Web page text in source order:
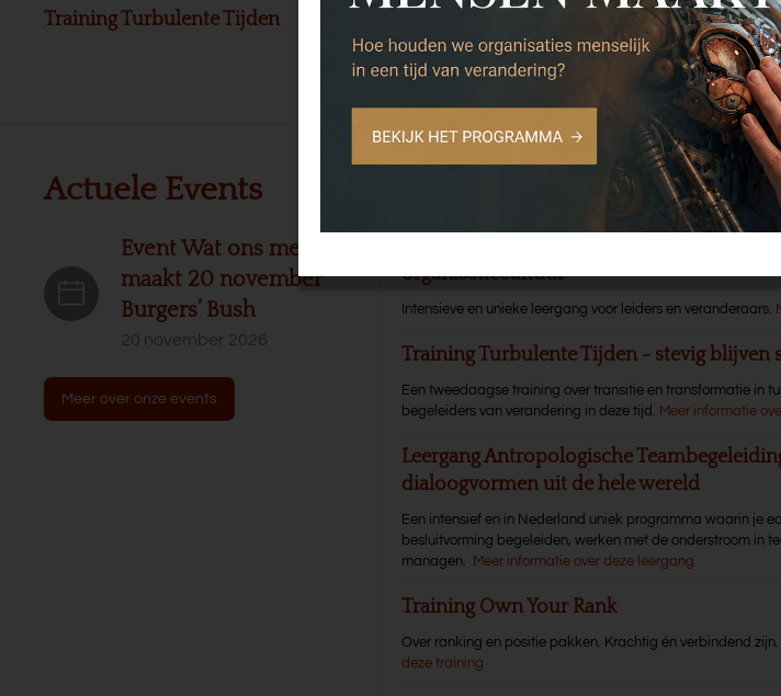
Training Turbulente Tijden Preview Boek In voor- en tegenspoed
Actuele Events
Event Wat ons mensen
maakt 20 november
Burgers’ Bush
20 november 2026
Meer over onze events
Leergang, trainingen,
organisatiecultuur
Intensieve en unieke leergang voor leiders en veranderaars.
Training Turbulente Tijden - stevig blijven
Een tweedaagse training over transitie en transformatie in
begeleiders van verandering in deze tijd. Meer informatie
Leergang Antropologische
dialoogvormen uit de hele wereld
Een intensief en in Nederland uniek programma waarin je
besluitvorming begeleiden, werken met de onderstroom in
managen.
Meer informatie over deze leergang
Training Own Your Rank
Over ranking en positie pakken. Krachtig én verbindend
deze training